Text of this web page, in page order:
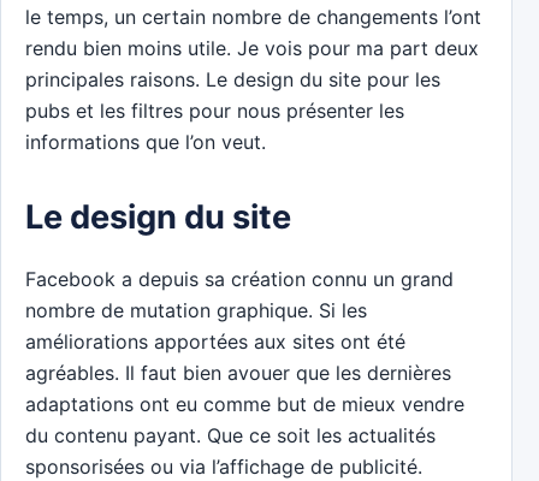
le temps, un certain nombre de changements l’ont
rendu bien moins utile. Je vois pour ma part deux
principales raisons. Le design du site pour les
pubs et les filtres pour nous présenter les
informations que l’on veut.
Le design du site
Facebook a depuis sa création connu un grand
nombre de mutation graphique. Si les
améliorations apportées aux sites ont été
agréables. Il faut bien avouer que les dernières
adaptations ont eu comme but de mieux vendre
du contenu payant. Que ce soit les actualités
sponsorisées ou via l’affichage de publicité.